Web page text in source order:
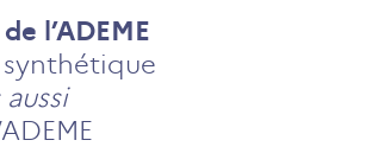
l’ADEME